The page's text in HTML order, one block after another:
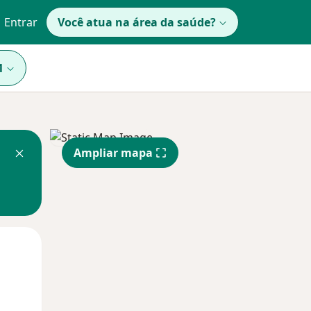
Entrar Você atua na área da saúde?
Ampliar mapa